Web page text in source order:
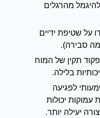
מהרגלים
על שטיפת ידיים
סבירה).
תקין של המוח
לפגיעה
עמוקות יכולות
יעילה יותר.